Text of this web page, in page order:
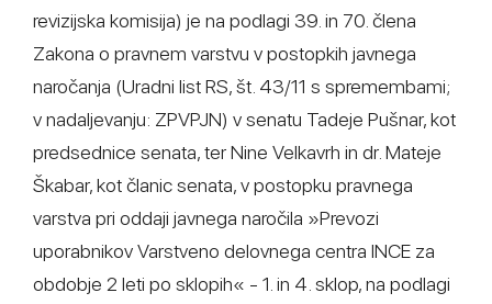
revizijska komisija) je na podlagi 39. in 70. člena
Zakona o pravnem varstvu v postopkih javnega
naročanja (Uradni list RS, št. 43/11 s spremembami;
v nadaljevanju: ZPVPJN) v senatu Tadeje Pušnar, kot
predsednice senata, ter Nine Velkavrh in dr. Mateje
Škabar, kot članic senata, v postopku pravnega
varstva pri oddaji javnega naročila »Prevozi
uporabnikov Varstveno delovnega centra INCE za
obdobje 2 leti po sklopih« - 1. in 4. sklop, na podlagi